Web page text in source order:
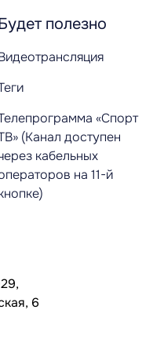
полезно
«Спорт
(Канал доступен
кабельных
на 11-й
6